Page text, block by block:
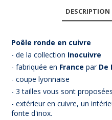
DESCRIPTION
Poêle ronde en cuivre
- de la collection Inocuivre
- fabriquée en France par De
- coupe lyonnaise
- 3 tailles vous sont
- extérieur en cuivre, un
fonte d'inox.